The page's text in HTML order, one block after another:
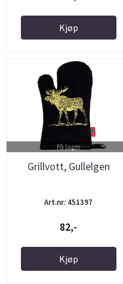
Kjøp
På lager
Grillvott, Gullelgen
Art.nr: 451397
82,-
Kjøp